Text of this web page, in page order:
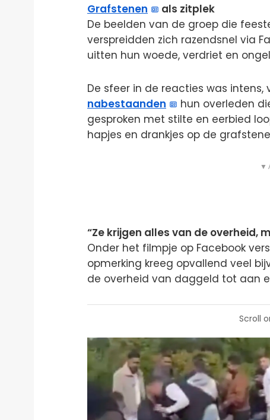
Grafstenen
als zitplek
De beelden van de groep die
verspreidden zich razendsnel via
uitten hun woede, verdriet en
De sfeer in de reacties was
nabestaanden
hun overleden
gesproken met stilte en eerbied
hapjes en drankjes op de
▼
“Ze krijgen alles van de overheid,
Onder het filmpje op Facebook
opmerking kreeg opvallend veel
de overheid van daggeld tot aan
Scroll